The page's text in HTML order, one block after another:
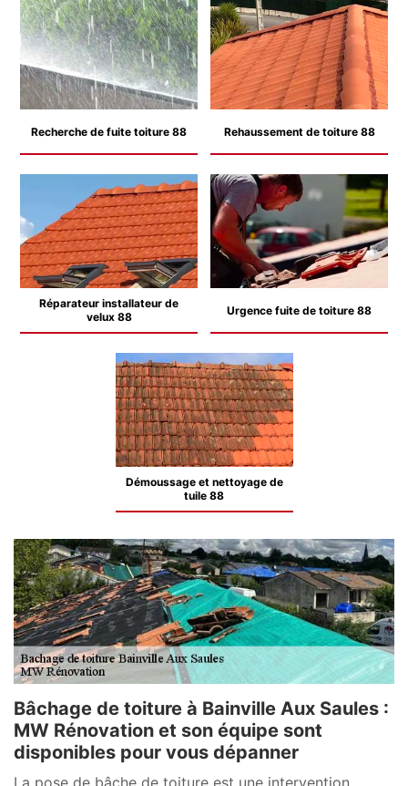
Recherche de fuite toiture 88 Rehaussement de toiture 88
Réparateur installateur de
velux 88
Urgence fuite de toiture 88
Démoussage et nettoyage de
tuile 88
Bâchage de toiture à Bainville Aux Saules :
MW Rénovation et son équipe sont
disponibles pour vous dépanner
La pose de bâche de toiture est une intervention